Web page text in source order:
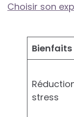
Choisir son
Bienfaits
stress